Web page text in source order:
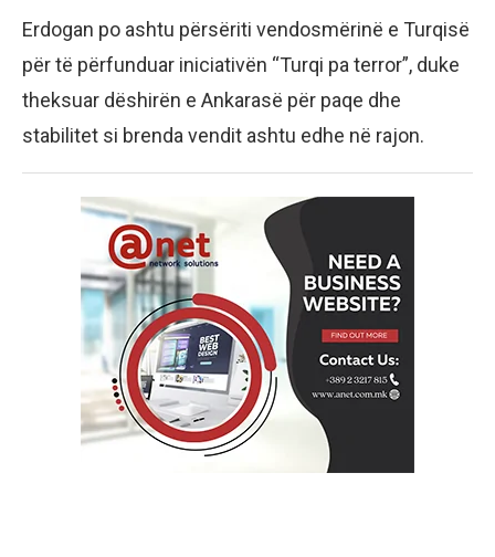
Erdogan po ashtu përsëriti vendosmërinë e Turqisë
për të përfunduar iniciativën “Turqi pa terror”, duke
theksuar dëshirën e Ankarasë për paqe dhe
stabilitet si brenda vendit ashtu edhe në rajon.